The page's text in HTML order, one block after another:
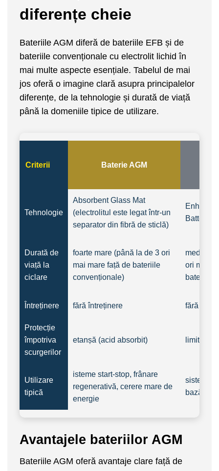
diferențe cheie
Bateriile AGM diferă de bateriile EFB și de
bateriile convenționale cu electrolit lichid în
mai multe aspecte esențiale. Tabelul de mai
jos oferă o imagine clară asupra principalelor
diferențe, de la tehnologie și durată de viață
până la domeniile tipice de utilizare.
Criterii Baterie AGM
Tehnologie
Absorbent Glass Mat
(electrolitul este legat într-un
separator din fibră de sticlă)
Battery
Durată de
viață la
ciclare
foarte mare (până la de 3 ori
mai mare față de bateriile
convenționale)
medie
ori mai
bateriile
Întreținere fără întreținere fără
Protecție
împotriva
scurgerilor
etanșă (acid absorbit) limitată
Utilizare
tipică
isteme start-stop, frânare
regenerativă, cerere mare de
energie
sisteme
bază
Avantajele bateriilor AGM
Bateriile AGM oferă avantaje clare față de